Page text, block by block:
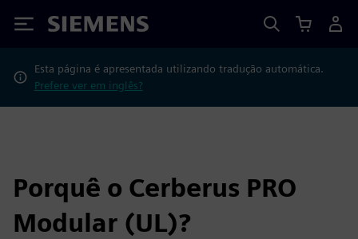
Siemens
Esta página é apresentada utilizando tradução automática.
Prefere ver em inglês?
Porquê o Cerberus PRO
Modular (UL)?